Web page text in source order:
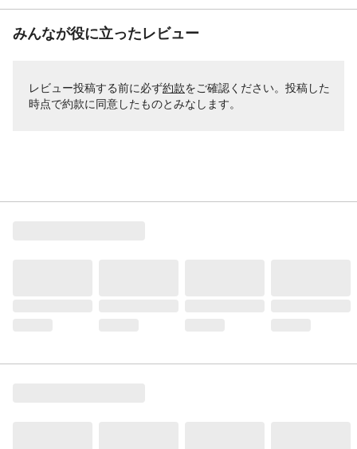
みんなが役に立ったレビュー
レビュー投稿する前に必ず約款をご確認ください。投稿した
時点で約款に同意したものとみなします。